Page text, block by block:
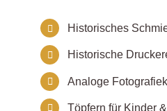
Historisches
Historische
Analoge
Töpfern für Kinder